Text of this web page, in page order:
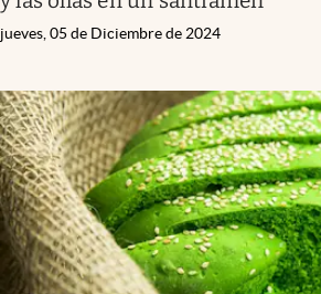
jueves, 05 de Diciembre de 2024